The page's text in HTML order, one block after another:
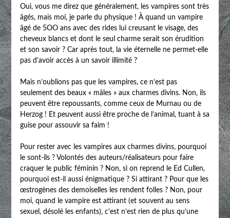
Oui, vous me direz que généralement, les vampires sont très
âgés, mais moi, je parle du physique ! À quand un vampire
âgé de 5OO ans avec des rides lui creusant le visage, des
cheveux blancs et dont le seul charme serait son érudition
et son savoir ? Car après tout, la vie éternelle ne permet-elle
pas d’avoir accès à un savoir illimité ?
Mais n’oublions pas que les vampires, ce n’est pas
seulement des beaux « mâles » aux charmes divins. Non, ils
peuvent être repoussants, comme ceux de Murnau ou de
Herzog ! Et peuvent aussi être proche de l’animal, tuant à sa
guise pour assouvir sa faim !
Pour rester avec les vampires aux charmes divins, pourquoi
le sont-ils ? Volontés des auteurs/réalisateurs pour faire
craquer le public féminin ? Non, si on reprend le Ed Cullen,
pourquoi est-il aussi énigmatique ? Si attirant ? Pour que les
œstrogènes des demoiselles les rendent folles ? Non, pour
moi, quand le vampire est attirant (et souvent au sens
sexuel, désolé les enfants), c’est n’est rien de plus qu’une